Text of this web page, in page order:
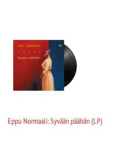
Eppu Normaali: Syvään päähän (LP)